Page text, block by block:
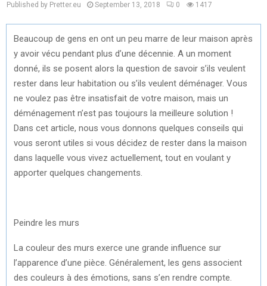
Published by Pretter.eu September 13, 2018 0 1417
Beaucoup de gens en ont un peu marre de leur maison après
y avoir vécu pendant plus d’une décennie. A un moment
donné, ils se posent alors la question de savoir s’ils veulent
rester dans leur habitation ou s’ils veulent déménager. Vous
ne voulez pas être insatisfait de votre maison, mais un
déménagement n’est pas toujours la meilleure solution !
Dans cet article, nous vous donnons quelques conseils qui
vous seront utiles si vous décidez de rester dans la maison
dans laquelle vous vivez actuellement, tout en voulant y
apporter quelques changements.
Peindre les murs
La couleur des murs exerce une grande influence sur
l’apparence d’une pièce. Généralement, les gens associent
des couleurs à des émotions, sans s’en rendre compte.